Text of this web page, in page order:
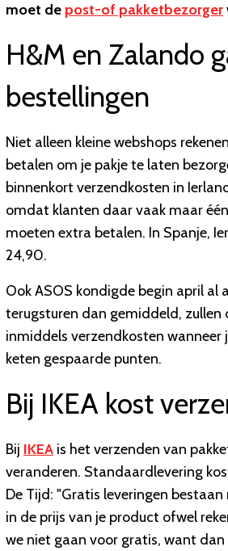
moet de post-of pakketbezorger
H&M en Zalando
bestellingen
Niet alleen kleine webshops
betalen om je pakje te laten
binnenkort verzendkosten in
omdat klanten daar vaak maar
moeten extra betalen. In Spanje,
24,90.
Ook ASOS kondigde begin april al
terugsturen dan gemiddeld, zullen
inmiddels verzendkosten wanneer
keten gespaarde punten.
Bij IKEA kost
Bij IKEA is het verzenden van
veranderen. Standaardlevering
De Tijd: "Gratis leveringen
in de prijs van je product ofwel
we niet gaan voor gratis, want